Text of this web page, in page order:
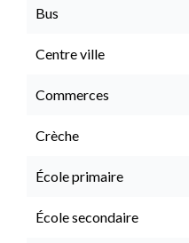
Bus
Centre ville
Commerces
Crèche
École primaire
École secondaire